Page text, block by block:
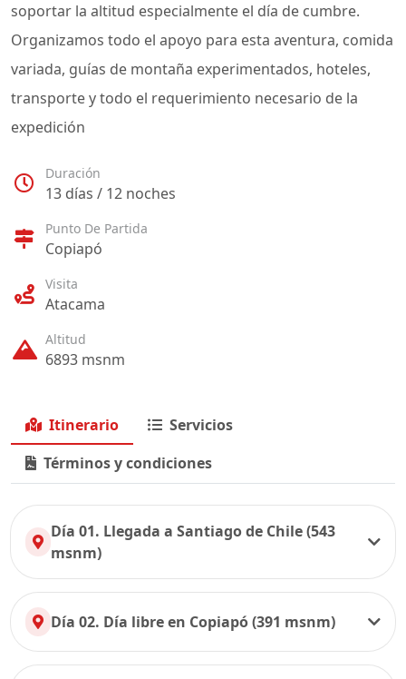
soportar la altitud especialmente el día de cumbre.
Organizamos todo el apoyo para esta aventura, comida
variada, guías de montaña experimentados, hoteles,
transporte y todo el requerimiento necesario de la
expedición
Duración
13 días / 12 noches
Punto De Partida
Copiapó
Visita
Atacama
Altitud
6893 msnm
Itinerario
Servicios
Términos y condiciones
Día 01. Llegada a Santiago de Chile (543
msnm)
Día 02. Día libre en Copiapó (391 msnm)